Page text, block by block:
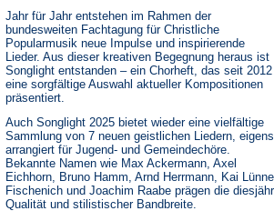
Jahr für Jahr entstehen im Rahmen der
bundesweiten Fachtagung für Christliche
Popularmusik neue Impulse und inspirierende
Lieder. Aus dieser kreativen Begegnung heraus ist
Songlight entstanden – ein Chorheft, das seit 2012
eine sorgfältige Auswahl aktueller Kompositionen
präsentiert.
Auch Songlight 2025 bietet wieder eine vielfältige
Sammlung von 7 neuen geistlichen Liedern, eigens
arrangiert für Jugend- und Gemeindechöre.
Bekannte Namen wie Max Ackermann, Axel
Eichhorn, Bruno Hamm, Arnd Herrmann, Kai
Fischenich und Joachim Raabe prägen die
Qualität und stilistischer Bandbreite.